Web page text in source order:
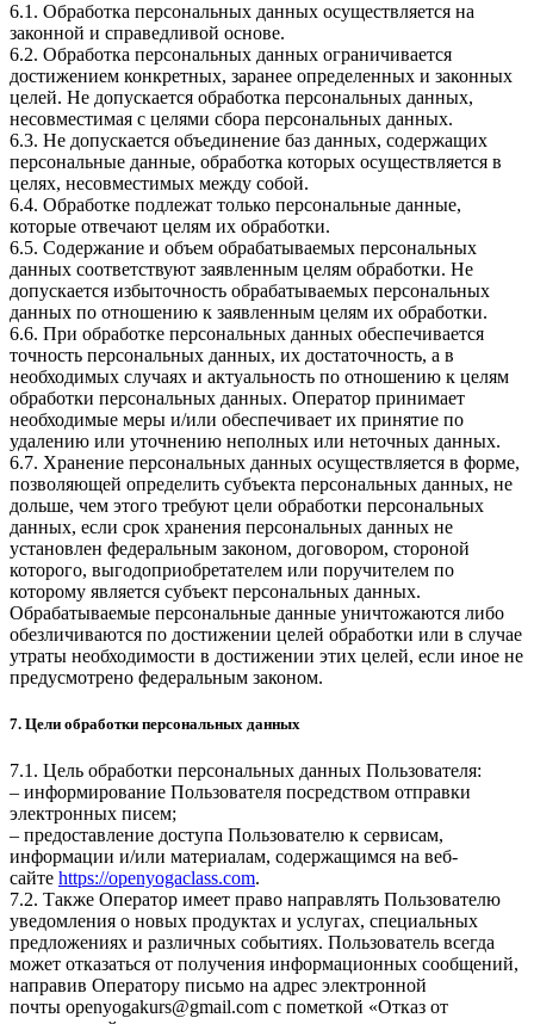
6.1. Обработка персональных данных осуществляется на
законной и справедливой основе.
6.2. Обработка персональных данных ограничивается
достижением конкретных, заранее определенных и законных
целей. Не допускается обработка персональных данных,
несовместимая с целями сбора персональных данных.
6.3. Не допускается объединение баз данных, содержащих
персональные данные, обработка которых осуществляется в
целях, несовместимых между собой.
6.4. Обработке подлежат только персональные данные,
которые отвечают целям их обработки.
6.5. Содержание и объем обрабатываемых персональных
данных соответствуют заявленным целям обработки. Не
допускается избыточность обрабатываемых персональных
данных по отношению к заявленным целям их обработки.
6.6. При обработке персональных данных обеспечивается
точность персональных данных, их достаточность, а в
необходимых случаях и актуальность по отношению к целям
обработки персональных данных. Оператор принимает
необходимые меры и/или обеспечивает их принятие по
удалению или уточнению неполных или неточных данных.
6.7. Хранение персональных данных осуществляется в форме,
позволяющей определить субъекта персональных данных, не
дольше, чем этого требуют цели обработки персональных
данных, если срок хранения персональных данных не
установлен федеральным законом, договором, стороной
которого, выгодоприобретателем или поручителем по
которому является субъект персональных данных.
Обрабатываемые персональные данные уничтожаются либо
обезличиваются по достижении целей обработки или в случае
утраты необходимости в достижении этих целей, если иное не
предусмотрено федеральным законом.
7. Цели обработки персональных данных
7.1. Цель обработки персональных данных Пользователя:
– информирование Пользователя посредством отправки
электронных писем;
– предоставление доступа Пользователю к сервисам,
информации и/или материалам, содержащимся на веб-
сайте https://openyogaclass.com.
7.2. Также Оператор имеет право направлять Пользователю
уведомления о новых продуктах и услугах, специальных
предложениях и различных событиях. Пользователь всегда
может отказаться от получения информационных сообщений,
направив Оператору письмо на адрес электронной
почты openyogakurs@gmail.com с пометкой «Отказ от